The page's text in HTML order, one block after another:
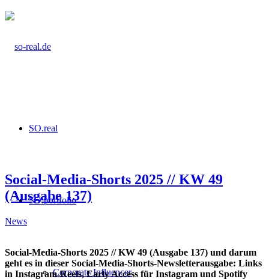
SO.real
SO.portfolio
Corporate Influencer
Social-Media-Shorts 2025 // KW 49
(Ausgabe 137)
News
Social-Media-Shorts 2025 // KW 49 (Ausgabe 137) und darum
geht es in dieser Social-Media-Shorts-Newsletterausgabe: Links
in Instagram-Reels, Early Access für Instagram und Spotify